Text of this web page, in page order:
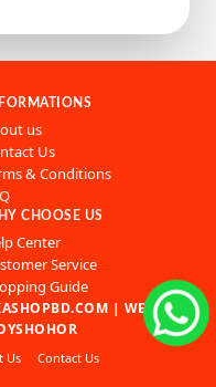
us
Us
& Conditions
CHOOSE US
Center
Service
Guide
| WEBSITE
Us Contact Us